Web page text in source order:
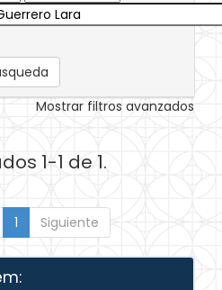
Mostrar filtros avanzados
1-1 de 1.
1 Siguiente